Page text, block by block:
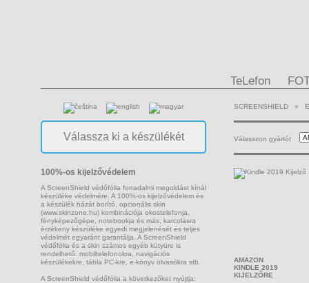
TeLefon
100%-os kijelzővédelem
A ScreenShield védőfólia forradalmi megoldást kínál
készüléke védelmére. A 100%-os kijelzővédelem és
a készülék házát borító, opcionális skin
(www.skinzone.hu) kombinációja okostelefonja,
fényképezőgépe, notebookja és más, karcolásra
érzékeny készüléke egyedi megjelenését és teljes
védelmét egyaránt garantálja. A ScreenShield
védőfólia és a skin számos egyéb kütyüre is
rendelhető: mobiltelefonokra, navigációs
készülékekre, tábla PC-kre, e-könyv olvasókra stb.
A ScreenShield védőfólia a következőket nyújtja:
SCREENSHIELD »
Válasszon gyártót
AMAZON
KINDLE 2019
KIJELZŐRE